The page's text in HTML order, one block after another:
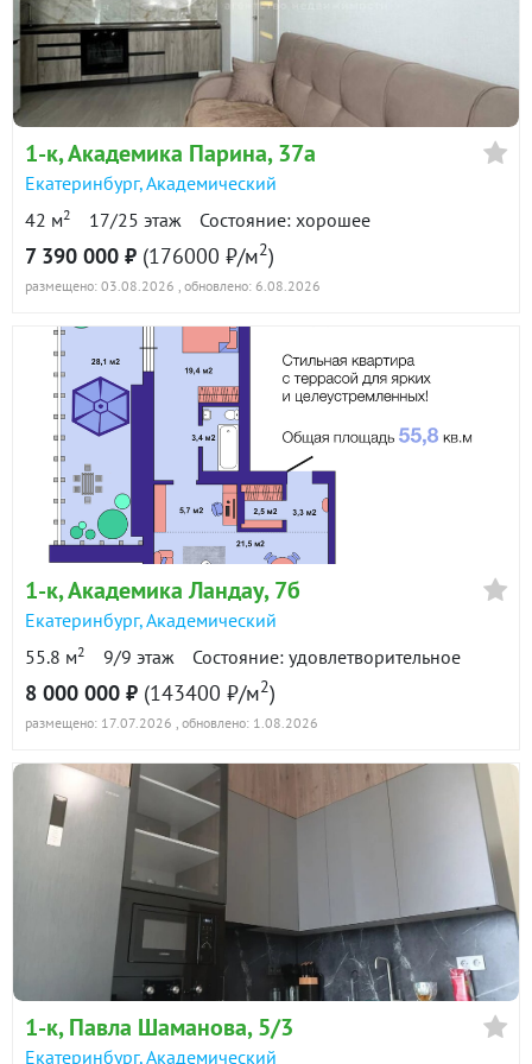
ID объекта в нашей базе: 11633
в продаже
Показать всю историю: 18 предложений →
1-к, Академика Парина, 37а
Екатеринбург,Академический
42 м2 17/25 этаж Состояние: хорошее
7 390 000 ₽ (176000 ₽/м2)
размещено: 03.08.2026 , обновлено: 6.08.2026
1-к, Академика Ландау, 7б
Екатеринбург,Академический
55.8 м2 9/9 этаж Состояние: удовлетворительное
8 000 000 ₽ (143400 ₽/м2)
размещено: 17.07.2026 , обновлено: 1.08.2026
1-к, Павла Шаманова, 5/3
Екатеринбург,Академический